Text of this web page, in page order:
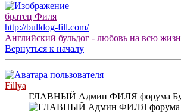
братец Филя
http://bulldog-fill.com/
Английский бульдог - любовь на всю
Вернуться к началу
Fillya
ГЛАВНЫЙ Админ ФИЛЯ форума